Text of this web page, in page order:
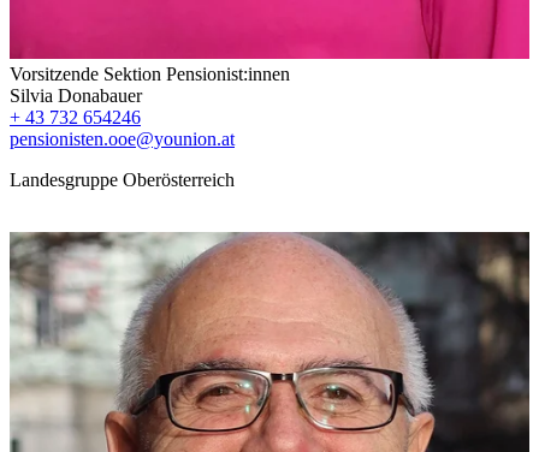
Vorsitzende Sektion Pensionist:innen
Silvia Donabauer
+ 43 732 654246
pensionisten.ooe@younion.at
Landesgruppe Oberösterreich